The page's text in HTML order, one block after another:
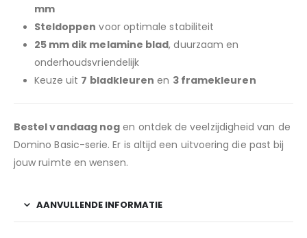
mm
Steldoppen voor optimale stabiliteit
25 mm dik melamine blad, duurzaam en
onderhoudsvriendelijk
Keuze uit 7 bladkleuren en 3 framekleuren
Bestel vandaag nog en ontdek de veelzijdigheid van de
Domino Basic-serie. Er is altijd een uitvoering die past bij
jouw ruimte en wensen.
AANVULLENDE INFORMATIE